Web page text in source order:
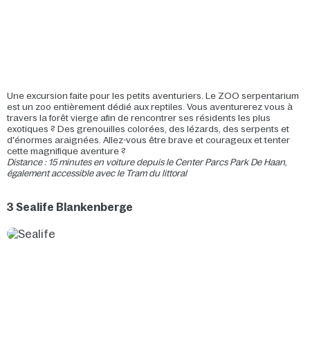
Une excursion faite pour les petits aventuriers. Le ZOO serpentarium
est un zoo entièrement dédié aux reptiles. Vous aventurerez vous à
travers la forêt vierge afin de rencontrer ses résidents les plus
exotiques ? Des grenouilles colorées, des lézards, des serpents et
d'énormes araignées. Allez-vous être brave et courageux et tenter
cette magnifique aventure ?
Distance : 15 minutes en voiture depuis le Center Parcs Park De Haan,
également accessible avec le Tram du littoral
3 Sealife Blankenberge